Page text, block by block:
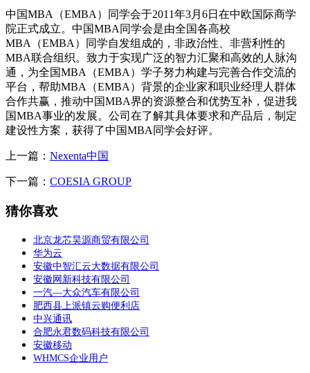
中国MBA（EMBA）同学会于2011年3月6日在中欧国际商学
院正式成立。中国MBA同学会是由全国各高校
MBA（EMBA）同学自发组成的，非政治性、非营利性的
MBA联合组织。致力于实现广泛的智力汇聚和高效的人脉沟
通，为全国MBA（EMBA）学子努力构建与完善合作交流的
平台，帮助MBA（EMBA）背景的企业家和职业经理人群体
合作共赢，推动中国MBA界的资源整合和优势互补，促进我
国MBA事业的发展。公司在了解其具体要求和产品后，制定
建设性方案，获得了中国MBA同学会好评。
上一篇： Nexenta中国
下一篇： COESIA GROUP
猜你喜欢
北京龙芯昊源商贸有限公司
华为云
安徽中智汇云大数据有限公司
安徽网新科技有限公司
一汽—大众汽车有限公司
肥西县上派镇云购便利店
中兴通讯
合肥永君数码科技有限公司
安徽移动
WHMCS企业用户